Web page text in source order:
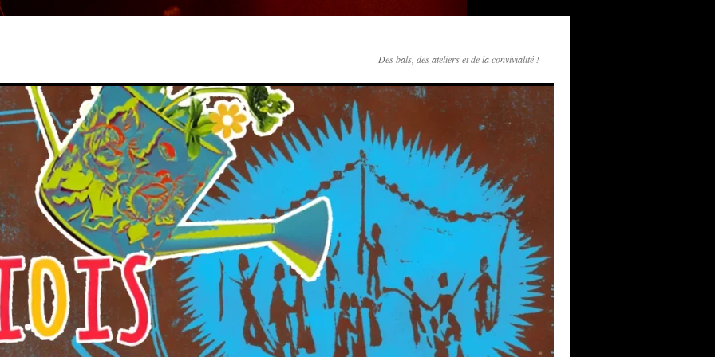
Des bals, des ateliers et de la convivialité !